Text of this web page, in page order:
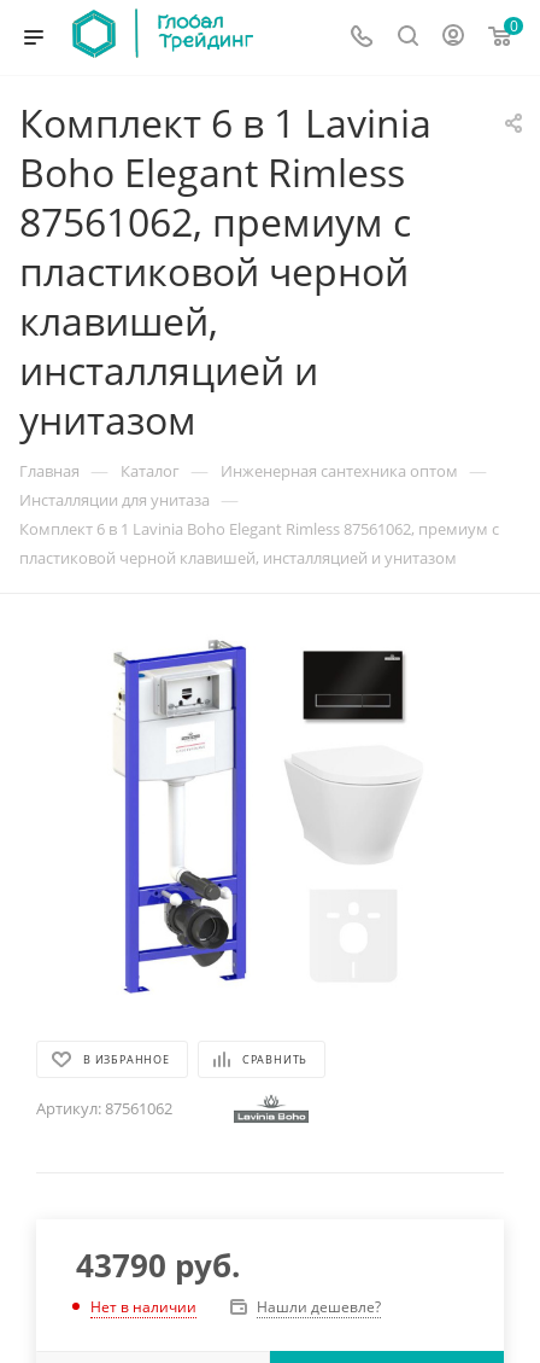
0
Комплект 6 в 1 Lavinia
Boho Elegant Rimless
87561062, премиум с
пластиковой черной
клавишей,
инсталляцией и
унитазом
Главная — Каталог — Инженерная сантехника оптом —
Инсталляции для унитаза —
Комплект 6 в 1 Lavinia Boho Elegant Rimless 87561062, премиум с
пластиковой черной клавишей, инсталляцией и унитазом
В ИЗБРАННОЕ СРАВНИТЬ
Артикул:87561062
43790 руб.
Нет в наличии Нашли дешевле?